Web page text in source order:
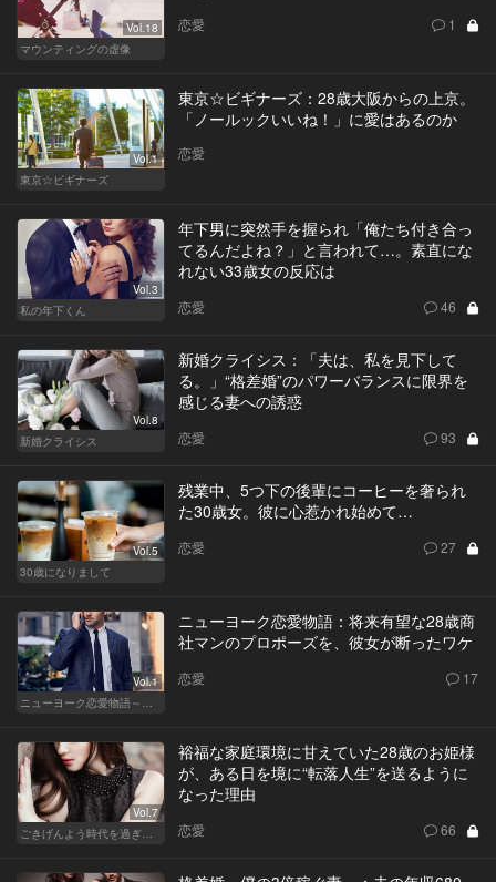
Vol.18
マウンティングの虚像
恋愛 1
Vol.1
東京☆ビギナーズ
東京☆ビギナーズ：28歳大阪からの上京。
「ノールックいいね！」に愛はあるのか
恋愛
Vol.3
私の年下くん
年下男に突然手を握られ「俺たち付き合っ
てるんだよね？」と言われて…。素直にな
れない33歳女の反応は
恋愛 46
Vol.8
新婚クライシス
新婚クライシス：「夫は、私を見下して
る。」“格差婚”のパワーバランスに限界を
感じる妻への誘惑
恋愛 93
Vol.5
30歳になりまして
残業中、5つ下の後輩にコーヒーを奢られ
た30歳女。彼に心惹かれ始めて…
恋愛 27
Vol.1
ニューヨーク恋愛物語：将来有望な28歳商
社マンのプロポーズを、彼女が断ったワケ
恋愛 17
Vol.7
裕福な家庭環境に甘えていた28歳のお姫様
が、ある日を境に“転落人生”を送るように
なった理由
恋愛 66